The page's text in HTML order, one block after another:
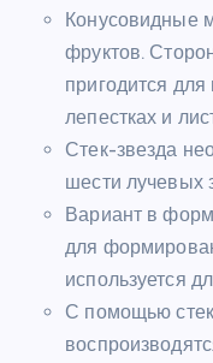
Конусовидные
фруктов.
пригодится
лепестках и
Стек-звезда
шести лучевых
Вариант в
для
используется
С помощью